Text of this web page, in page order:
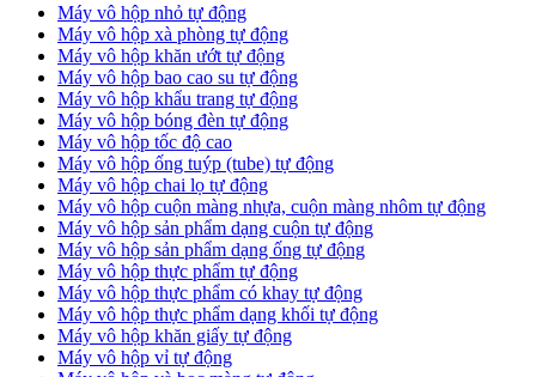
Máy vô hộp nhỏ tự động
Máy vô hộp xà phòng tự động
Máy vô hộp khăn ướt tự động
Máy vô hộp bao cao su tự động
Máy vô hộp khẩu trang tự động
Máy vô hộp bóng đèn tự động
Máy vô hộp tốc độ cao
Máy vô hộp ống tuýp (tube) tự động
Máy vô hộp chai lọ tự động
Máy vô hộp cuộn màng nhựa, cuộn màng nhôm tự động
Máy vô hộp sản phẩm dạng cuộn tự động
Máy vô hộp sản phẩm dạng ống tự động
Máy vô hộp thực phẩm tự động
Máy vô hộp thực phẩm có khay tự động
Máy vô hộp thực phẩm dạng khối tự động
Máy vô hộp khăn giấy tự động
Máy vô hộp vỉ tự động